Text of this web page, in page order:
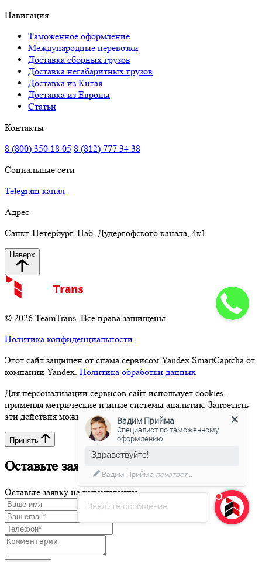
Навигация
Таможенное оформление
Международные перевозки
Доставка сборных грузов
Доставка негабаритных грузов
Доставка из Китая
Доставка из Европы
Статьи
Контакты
8 (800) 350 18 05 8 (812) 777 34 38
Социальные сети
Telegram-канал
Адрес
Санкт-Петербург, Наб. Дудергофского канала, 4к1
Наверх
© 2026 TeamTrans. Все права защищены.
Политика конфиденциальности
Этот сайт защищен от спама сервисом Yandex SmartCaptcha от
компании Yandex. Политика обработки данных
Для персонализации сервисов сайт использует cookies,
применяя метрические и иные системы аналитик. Запретить
эти действия можно в настройках браузера.
Принять
Оставьте заявку на консультацию
Оставьте заявку на консультацию
Введите сообщение
Вадим Прийма
Специалист по таможенному
оформлению
Здравствуйте!
Вадим Прийма печатает...